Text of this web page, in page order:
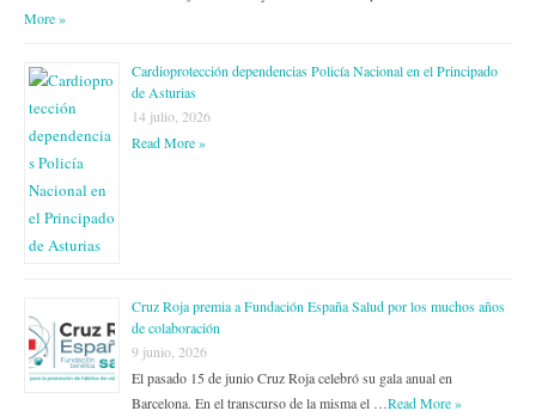
More »
Cardioprotección dependencias Policía Nacional en el Principado
de Asturias
14 julio, 2026
Read More »
Cruz Roja premia a Fundación España Salud por los muchos años
de colaboración
9 junio, 2026
El pasado 15 de junio Cruz Roja celebró su gala anual en
Barcelona. En el transcurso de la misma el … Read More »